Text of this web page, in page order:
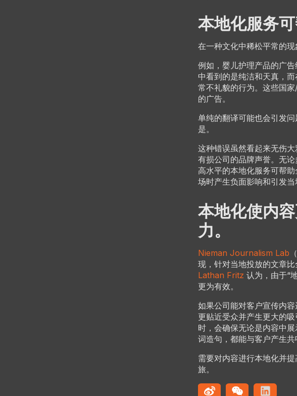
本地化服务
在一种文化中稀松平常的现
例如，婴儿护理产品的广
中看到的是纯洁和天真，
常不礼貌的行为。这些国
的广告。
单纯的翻译可能也会引发
是。
这种错误虽然看起来无伤
有损公司的品牌声誉。无
高水平的本地化服务可帮
场时产生负面影响和引发当
本地化使内
力。
Nieman Journalism Lab
现，针对当地投放的文章比
Lathan Fritz 认为，由于“
更为有效。
如果公司能对客户宣传内
更贴近受众并产生更大的
时，会确保无论是内容中
词造句，都能与客户产生共
需要对内容进行本地化并
旅。